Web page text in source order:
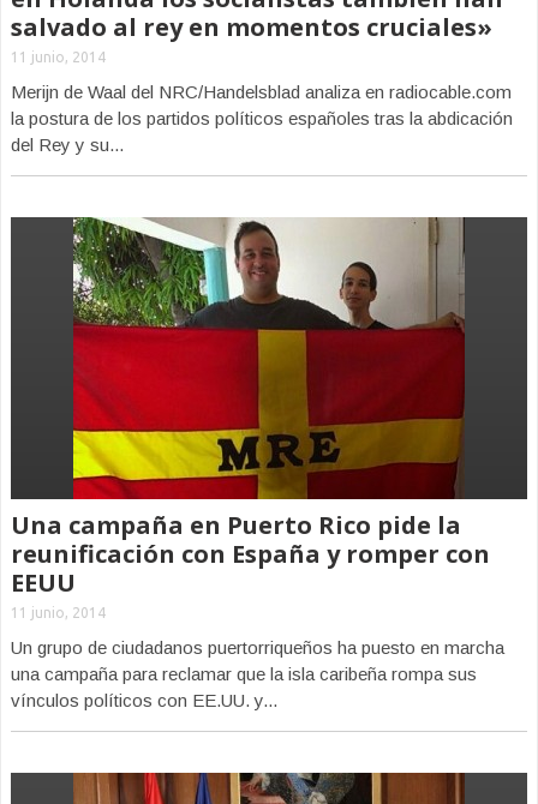
salvado al rey en momentos cruciales»
11 junio, 2014
Merijn de Waal del NRC/Handelsblad analiza en radiocable.com
la postura de los partidos políticos españoles tras la abdicación
del Rey y su...
Una campaña en Puerto Rico pide la
reunificación con España y romper con
EEUU
11 junio, 2014
Un grupo de ciudadanos puertorriqueños ha puesto en marcha
una campaña para reclamar que la isla caribeña rompa sus
vínculos políticos con EE.UU. y...